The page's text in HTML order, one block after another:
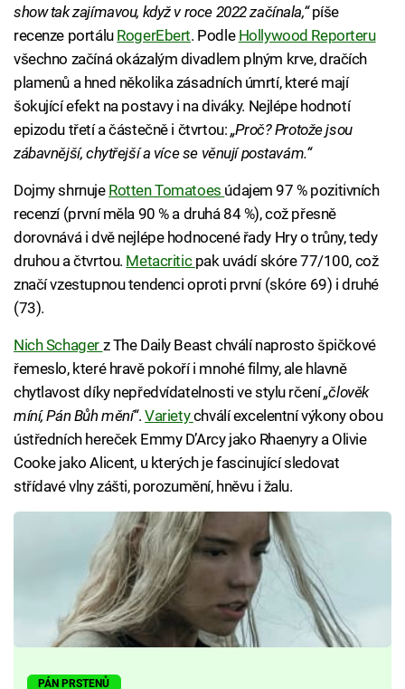
show tak zajímavou, když v roce 2022 začínala,“píše
recenze portálu RogerEbert. Podle Hollywood Reporteru
všechno začíná okázalým divadlem plným krve, dračích
plamenů a hned několika zásadních úmrtí, které mají
šokující efekt na postavy i na diváky. Nejlépe hodnotí
epizodu třetí a částečně i čtvrtou: „Proč? Protože jsou
zábavnější, chytřejší a více se věnují postavám.“
Dojmy shrnuje Rotten Tomatoes údajem 97 % pozitivních
recenzí (první měla 90 % a druhá 84 %), což přesně
dorovnává i dvě nejlépe hodnocené řady Hry o trůny, tedy
druhou a čtvrtou. Metacritic pak uvádí skóre 77/100, což
značí vzestupnou tendenci oproti první (skóre 69) i druhé
(73).
Nich Schager z The Daily Beast chválí naprosto špičkové
řemeslo, které hravě pokoří i mnohé filmy, ale hlavně
chytlavost díky nepředvídatelnosti ve stylu rčení„člověk
míní, Pán Bůh mění“.Varietychválí excelentní výkony obou
ústředních hereček Emmy D’Arcy jako Rhaenyry a Olivie
Cooke jako Alicent, u kterých je fascinující sledovat
střídavé vlny zášti, porozumění, hněvu i žalu.
PÁN PRSTENŮ